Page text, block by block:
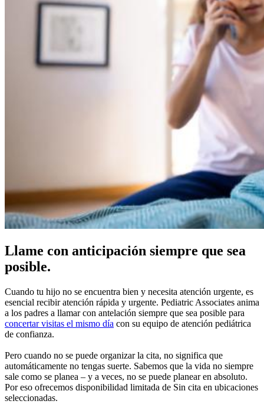
Llame con anticipación siempre que sea
posible.
Cuando tu hijo no se encuentra bien y necesita atención urgente, es
esencial recibir atención rápida y urgente. Pediatric Associates anima
a los padres a llamar con antelación siempre que sea posible para
concertar visitas el mismo día con su equipo de atención pediátrica
de confianza.
Pero cuando no se puede organizar la cita, no significa que
automáticamente no tengas suerte. Sabemos que la vida no siempre
sale como se planea – y a veces, no se puede planear en absoluto.
Por eso ofrecemos disponibilidad limitada de Sin cita en ubicaciones
seleccionadas.